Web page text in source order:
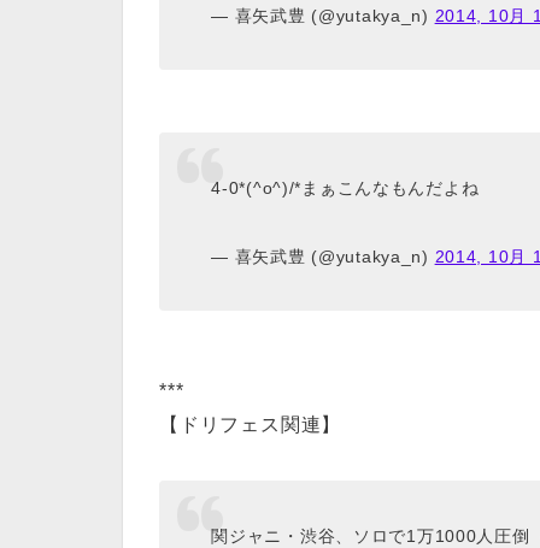
— 喜矢武豊 (@yutakya_n) 2014, 10月
4-0*(^o^)/*まぁこんなもんだよね
— 喜矢武豊 (@yutakya_n) 2014, 10月
***
【ドリフェス関連】
関ジャニ・渋谷、ソロで1万1000人圧